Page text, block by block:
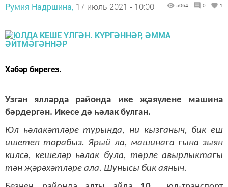
Румия Надршина, 17 июль 2021 - 10:00 5064 0 1
Хәбәр бирегез.
Узган ялларда районда ике җәяүлене машина
бәрдергән. Икесе дә һәлак булган.
Юл һәлакәтләре турында, ни кызганыч, бик еш
ишетеп торабыз. Ярый ла, машинага гына зыян
килсә, кешеләр һәлак була, төрле авырлыктагы
тән җәрәхәтләре ала. Шунысы бик аяныч.